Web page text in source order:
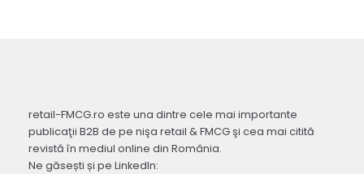
retail-FMCG.ro este una dintre cele mai importante
publicaţii B2B de pe nişa retail & FMCG şi cea mai citită
revistă în mediul online din România.
Ne găsești și pe LinkedIn: